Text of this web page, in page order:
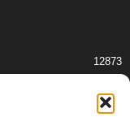
12873
2408